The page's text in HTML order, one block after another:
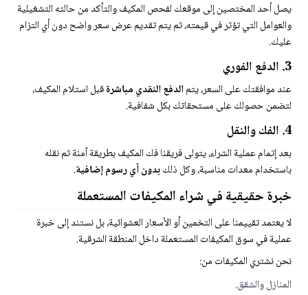
يصل أحد المختصين إلى موقعك لفحص المكيف والتأكد من حالته التشغيلية
والعوامل التي تؤثر في قيمته، ثم يتم تقديم عرض سعر واضح دون أي التزام
عليك.
3. الدفع الفوري
عند موافقتك على السعر، يتمالدفع النقدي مباشرةقبل استلام المكيف،
لتضمن حصولك على مستحقاتك بكل شفافية.
4. الفك والنقل
بعد إتمام عملية الشراء، يتولى فريقنا فك المكيف بطريقة آمنة ثم نقله
باستخدام معدات مناسبة، وكل ذلكبدون أي رسوم إضافية.
خبرة حقيقية في شراء المكيفات المستعملة
لا يعتمد تقييمنا على التخمين أو الأسعار العشوائية، بل نستند إلى خبرة
عملية في سوق المكيفات المستعملة داخل المنطقة الشرقية.
نحن نشتري المكيفات من:
المنازل والشقق.